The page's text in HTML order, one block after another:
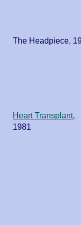
The Headpiece,
Heart Transplant,
1981